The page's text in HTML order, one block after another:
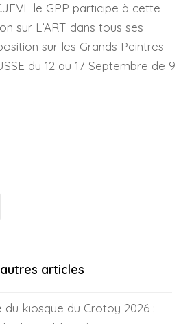
le GPP participe à cette
sur L’ART dans tous ses
sur les Grands Peintres
du 12 au 17 Septembre de 9
articles
du kiosque du Crotoy 2026 :